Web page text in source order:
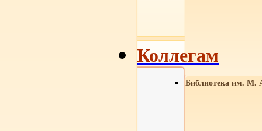
Библиотека им. М.
Коллегам